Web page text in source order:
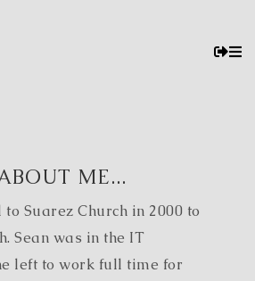
ME...
Suarez Church in 2000 to
Sean was in the IT
left to work full time for